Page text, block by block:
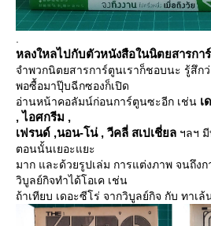
หลงใหลไปกับตัวหนังสือในนิตยสารกา
จำพวกนิตยสารการ์ตูนเราก็ชอบนะ รู้สึก
พอซื้อมาปุ๊บฉีกซองก็เปิด
อ่านหน้าคอลัมน์ก่อนการ์ตูนซะอีก เช่น เ
, ไอศกรีม ,
เฟรนด์ ,นอน-โน่ , วีคลี่ สเปเชี่ยล ฯลฯ
ตอนนั้นเยอะแยะ
มาก และด้วยรูปเล่ม การแต่งภาพ จนถึงก
วิบูลย์กิจทำได้โอเค เช่น
ถ้าเทียบ เดอะซีโร่ จากวิบูลย์กิจ กับ ทาเ